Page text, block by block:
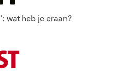
wat heb je eraan?